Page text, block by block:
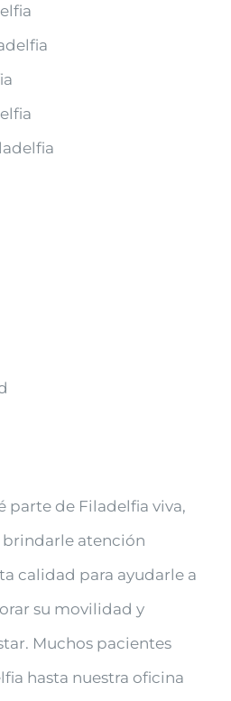
parte de Filadelfia viva,
atención
calidad para ayudarle a
su movilidad y
Muchos pacientes
hasta nuestra oficina